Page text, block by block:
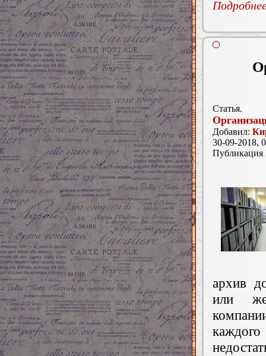
Статья.
Добавил:
30-09-2018,
архив
или же
каждого